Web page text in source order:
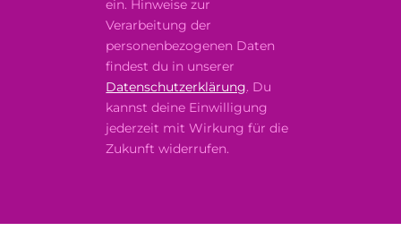
ein. Hinweise zur
Verarbeitung der
personenbezogenen Daten
findest du in unserer
Datenschutzerklärung. Du
kannst deine Einwilligung
jederzeit mit Wirkung für die
Zukunft widerrufen.